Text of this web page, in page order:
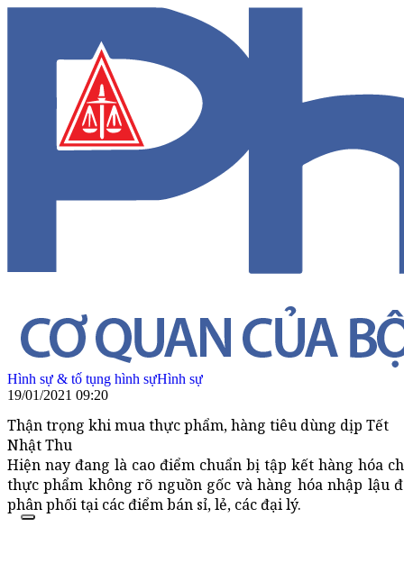
Hình sự & tố tụng hình sựHình sự
19/01/2021 09:20
Thận trọng khi mua thực phẩm, hàng tiêu dùng dịp Tết
Nhật Thu
Hiện nay đang là cao điểm chuẩn bị tập kết hàng hóa
thực phẩm không rõ nguồn gốc và hàng hóa nhập
phân phối tại các điểm bán sỉ, lẻ, các đại lý.